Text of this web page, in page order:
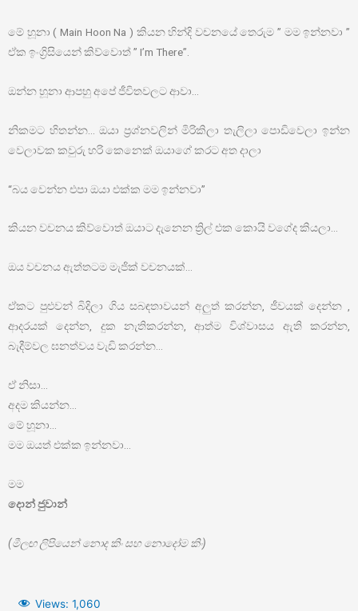
මේ හූනා ( Main Hoon Na ) කියන හින්දි වචනයේ තෙරුම ” මම ඉන්නවා ”
ඒක ඉංග්‍රිසියෙන් කිව්වොත් ” I’m There”.
ඔන්න හූනා ආපහු අපේ ජීවිතවලට ආවා…
නිකමට හිතන්න… ඔයා ප්‍රශ්නවලින් මිරිකිලා තැලිලා පොඩිවෙලා ඉන්න
වෙලාවක කවුරු හරි කෙනෙක් ඔයාගේ කරට අත දාලා
“බය වෙන්න එපා ඔයා එක්ක මම ඉන්නවා”
කියන වචනය කිව්වොත් ඔයාට දැනෙන ත්‍රිල් එක කොයි වගේද කියලා…
ඔය වචනය ඇත්තටම මැජික් වචනයක්…
ඒකට පුළුවන් බිදිලා ගිය සබඳතාවයන් අලුත් කරන්න, ජීවයක් දෙන්න ,
ආදරයක් දෙන්න, දුක නැතිකරන්න, ආත්ම විශ්වාසය ඇති කරන්න,
බැදීම්වල ඝනත්වය වැඩි කරන්න…
ඒ නිසා…
අදම කියන්න…
මේ හූනා…
මම ඔයත් එක්ක ඉන්නවා…
මම
දොන් ජුවාන්
(මීලඟ ලිපියෙන් නොද කිං සහ නොදෝම කිං)
Views: 1,060